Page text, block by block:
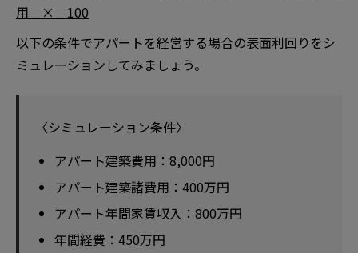
用 × 100
以下の条件でアパートを経営する場合の表面利回りをシ
ミュレーションしてみましょう。
〈シミュレーション条件〉
アパート建築費用：8,000円
アパート建築諸費用：400万円
アパート年間家賃収入：800万円
年間経費：450万円